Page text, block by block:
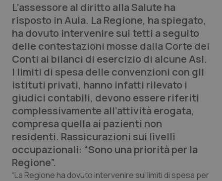
QS Pro
Professionisti Sanitari.AI
Abruzzo
Basilicata
Calabria
Campania
Emilia-Romagna
QS Pro Gold
Artrite & artrosi
Asma & BPCO
Car-T
Colesterolo & coronaropatie
QS Club Newsletter
L’assessore al diritto alla Salute ha
risposto in Aula. La Regione, ha spiegato,
ha dovuto intervenire sui tetti a seguito
delle contestazioni mosse dalla Corte dei
Conti ai bilanci di esercizio di alcune Asl.
I limiti di spesa delle convenzioni con gli
istituti privati, hanno infatti rilevato i
giudici contabili, devono essere riferiti
complessivamente all’attività erogata,
compresa quella ai pazienti non
residenti. Rassicurazioni sui livelli
occupazionali: “Sono una priorità per la
Regione”.
“La Regione ha dovuto intervenire sui limiti di spesa per